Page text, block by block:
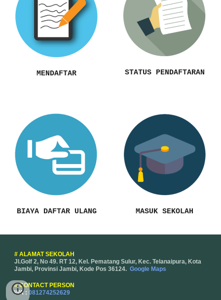
MENDAFTAR STATUS PENDAFTARAN
BIAYA DAFTAR ULANG MASUK SEKOLAH
# ALAMAT SEKOLAH
Jl.Golf 2, No 49. RT 12, Kel. Pematang Sulur, Kec. Telanaipura, Kota
Jambi, Provinsi Jambi, Kode Pos 36124.Google Maps
#CONTACT PERSON
WA :081274252629